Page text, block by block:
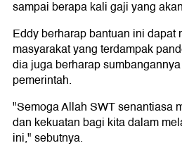
sampai berapa kali gaji yang
Eddy berharap bantuan ini dapat
masyarakat yang terdampak
dia juga berharap
pemerintah.
"Semoga Allah SWT senantiasa
dan kekuatan bagi kita dalam
ini," sebutnya.